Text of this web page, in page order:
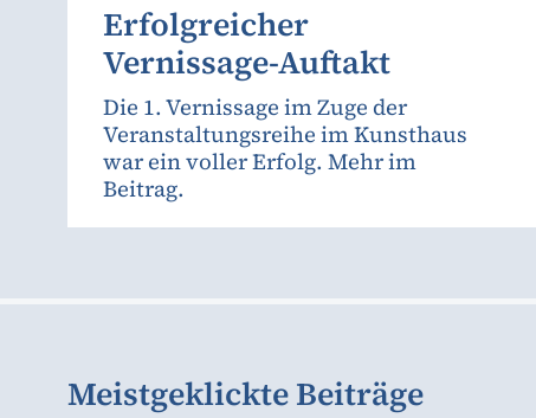
Erfolgreicher
Vernissage-Auftakt
Die 1. Vernissage im Zuge der
Veranstaltungsreihe im Kunsthaus
war ein voller Erfolg. Mehr im
Beitrag.
Meistgeklickte Beiträge